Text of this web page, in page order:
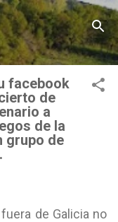
facebook
de
a
de la
grupo de
de Galicia no